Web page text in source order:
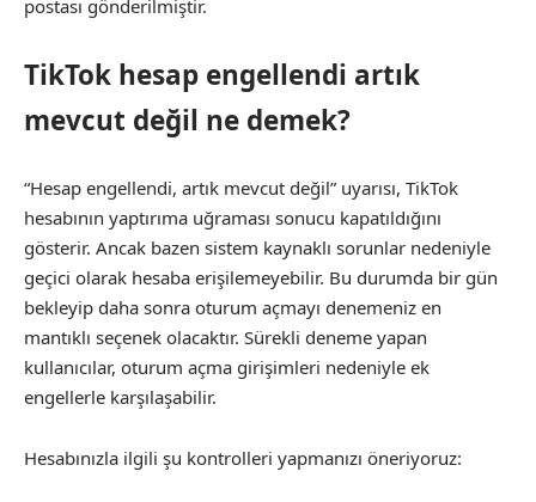
postası gönderilmiştir.
TikTok hesap engellendi artık
mevcut değil ne demek?
“Hesap engellendi, artık mevcut değil” uyarısı, TikTok
hesabının yaptırıma uğraması sonucu kapatıldığını
gösterir. Ancak bazen sistem kaynaklı sorunlar nedeniyle
geçici olarak hesaba erişilemeyebilir. Bu durumda bir gün
bekleyip daha sonra oturum açmayı denemeniz en
mantıklı seçenek olacaktır. Sürekli deneme yapan
kullanıcılar, oturum açma girişimleri nedeniyle ek
engellerle karşılaşabilir.
Hesabınızla ilgili şu kontrolleri yapmanızı öneriyoruz: